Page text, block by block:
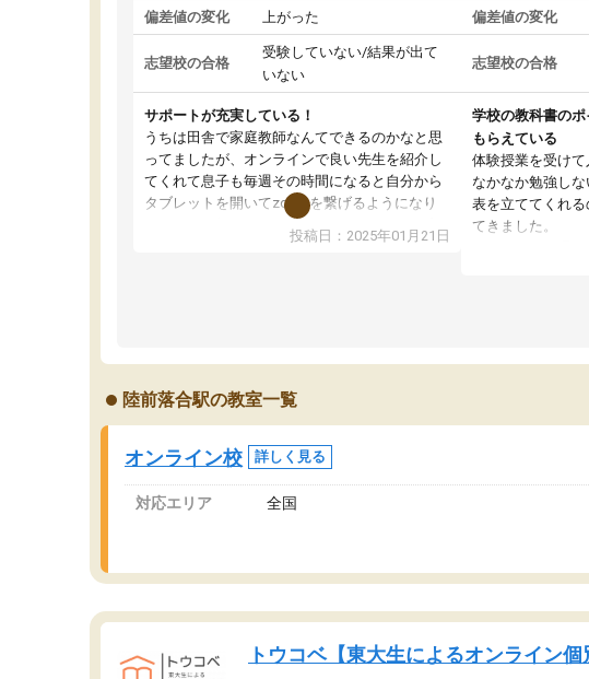
偏差値の変化 上がった
志望校の合格
受験していない/結果が出て
いない
サポートが充実している！
うちは田舎で家庭教師なんてできるのかなと思
ってましたが、オンラインで良い先生を紹介し
てくれて息子も毎週その時間になると自分から
タブレットを開いてzoomを繋げるようになり
ました！5科目なんでもOKなのもとても気に入
投稿日：2025年01月21日
偏差値の変化
志望校の合格
学校の教科書の
もらえている
体験授業を受けて
なかなか勉強し
表を立ててくれ
てきました。
オンラインで週
い日も予定表に
陸前落合駅の教室一覧
オンライン校 詳しく見る
対応エリア 全国
トウコベ【東大生によるオンライン個